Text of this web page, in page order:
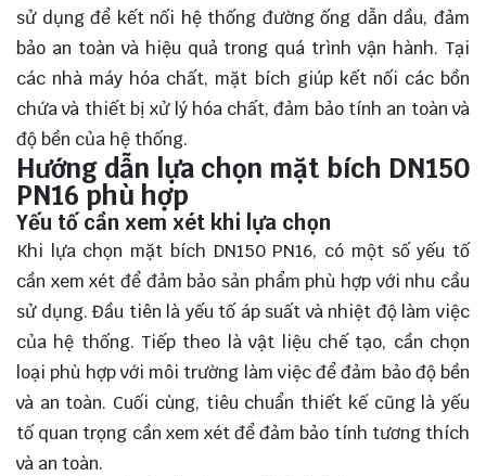
sử dụng để kết nối hệ thống đường ống dẫn dầu, đảm
bảo an toàn và hiệu quả trong quá trình vận hành. Tại
các nhà máy hóa chất, mặt bích giúp kết nối các bồn
chứa và thiết bị xử lý hóa chất, đảm bảo tính an toàn và
độ bền của hệ thống.
Hướng dẫn lựa chọn mặt bích DN150
PN16 phù hợp
Yếu tố cần xem xét khi lựa chọn
Khi lựa chọn mặt bích DN150 PN16, có một số yếu tố
cần xem xét để đảm bảo sản phẩm phù hợp với nhu cầu
sử dụng. Đầu tiên là yếu tố áp suất và nhiệt độ làm việc
của hệ thống. Tiếp theo là vật liệu chế tạo, cần chọn
loại phù hợp với môi trường làm việc để đảm bảo độ bền
và an toàn. Cuối cùng, tiêu chuẩn thiết kế cũng là yếu
tố quan trọng cần xem xét để đảm bảo tính tương thích
và an toàn.